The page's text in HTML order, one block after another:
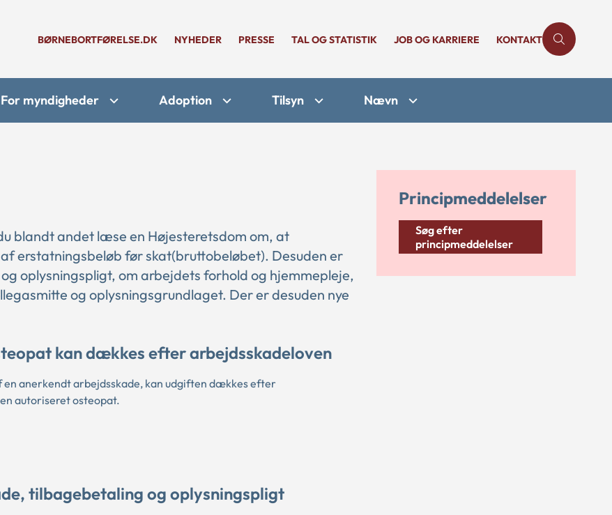
BØRNEBORTFØRELSE.DK NYHEDER PRESSE TAL OG STATISTIK JOB OG KARRIERE KONTAKT
For myndigheder Adoption Tilsyn Nævn
blandt andet læse en Højesteretsdom om, at
erstatningsbeløb før skat(bruttobeløbet). Desuden er
oplysningspligt, om arbejdets forhold og hjemmepleje,
og oplysningsgrundlaget. Der er desuden nye
kan dækkes efter arbejdsskadeloven
en anerkendt arbejdsskade, kan udgiften dækkes efter
autoriseret osteopat.
tilbagebetaling og oplysningspligt
Principmeddelelser
Søg efter
principmeddelelser